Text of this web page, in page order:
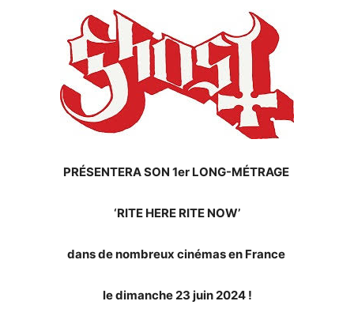
PRÉSENTERA SON 1er LONG-MÉTRAGE
‘RITE HERE RITE NOW’
dans de nombreux cinémas en France
le dimanche 23 juin 2024 !